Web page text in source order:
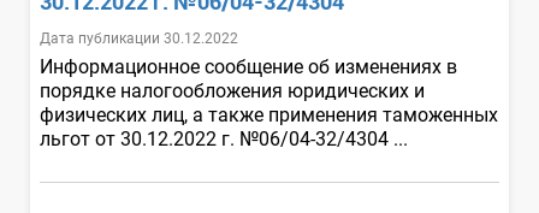
Дата публикации 30.12.2022
Информационное сообщение об изменениях в
порядке налогообложения юридических и
физических лиц, а также применения таможенных
льгот от 30.12.2022 г. №06/04-32/4304 ...